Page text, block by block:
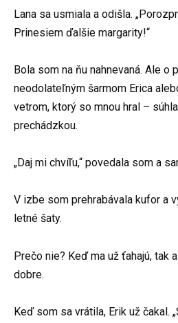
Lana sa usmiala a odišla.
Prinesiem ďalšie margarity!“
Bola som na ňu nahnevaná. Ale o
neodolateľným šarmom Erica
vetrom, ktorý so mnou hral –
prechádzkou.
„Daj mi chvíľu,“ povedala som a
V izbe som prehrabávala kufor a
letné šaty.
Prečo nie? Keď ma už ťahajú, tak
dobre.
Keď som sa vrátila, Erik už čakal.